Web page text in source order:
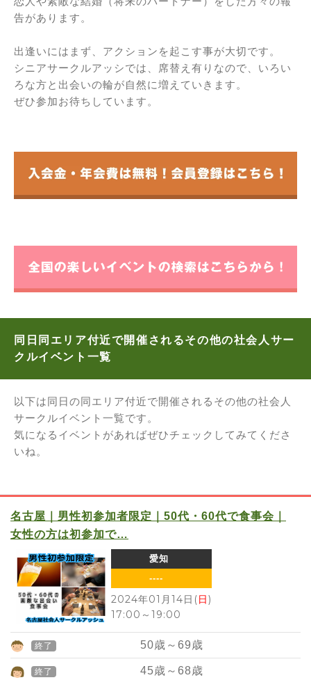
告があります。
出逢いにはまず、アクションを起こす事が大切です。
シニアサークルアッシでは、席替え有りなので、いろい
ろな方と出会いの輪が自然に増えていきます。
ぜひ参加お待ちしています。
同日同エリア付近で開催されるその他の社会人サー
クルイベント一覧
以下は同日の同エリア付近で開催されるその他の社会人
サークルイベント一覧です。
気になるイベントがあればぜひチェックしてみてくださ
いね。
名古屋｜男性初参加者限定｜50代・60代で食事会｜
女性の方は初参加で…
愛知
----
2024年01月14日(日)
17:00 ～ 19:00
終了 50歳～69歳
終了 45歳～68歳